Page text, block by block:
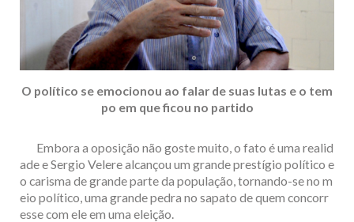
O político se emocionou ao falar de suas lutas e o tem
po em que ficou no partido
Embora a oposição não goste muito, o fato é uma realid
ade e Sergio Velere alcançou um grande prestígio político e
o carisma de grande parte da população, tornando-se no m
eio político, uma grande pedra no sapato de quem concorr
esse com ele em uma eleição.